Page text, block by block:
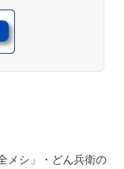
メシ」・どん兵衛の